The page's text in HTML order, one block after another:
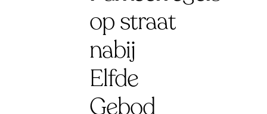
op straat
nabij
Elfde
Gebod